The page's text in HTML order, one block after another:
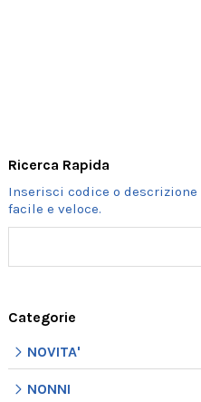
Ricerca Rapida
Categorie
NOVITA'
NONNI